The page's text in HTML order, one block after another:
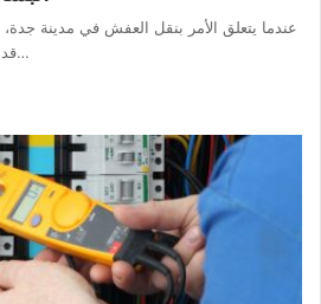
عندما يتعلق الأمر بنقل العفش في مدينة جدة،
قد يكون مهمة شاقة ومرهقة. قد…